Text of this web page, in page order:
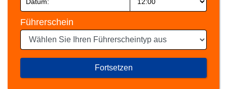
Führerschein
Fortsetzen